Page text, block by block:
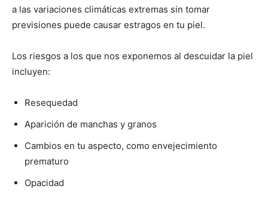
a las variaciones climáticas extremas sin tomar
previsiones puede causar estragos en tu piel.
Los riesgos a los que nos exponemos al descuidar la piel
incluyen:
Resequedad
Aparición de manchas y granos
Cambios en tu aspecto, como envejecimiento
prematuro
Opacidad